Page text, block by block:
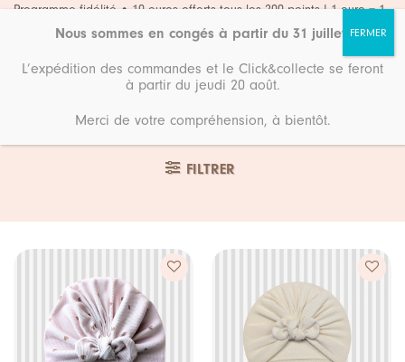
Passer
Programme fidélité • 10 euros offerts tous les 200 points ! 1 euro = 1
FILTRER
Ajouter
à ma
liste de
Ajouter
liste de
Nous sommes en congés à partir du 31 juillet
L’expédition des commandes et le Click&collecte se feront
à partir du jeudi 20 août.
Merci de votre compréhension, à bientôt.